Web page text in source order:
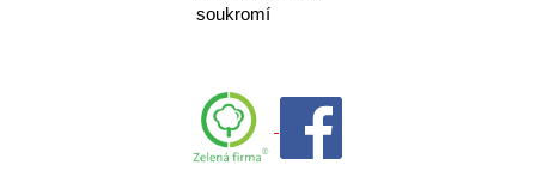
soukromí